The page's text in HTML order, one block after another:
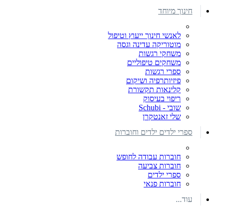
חינוך מיוחד
לאנשי חינוך ייעוץ וטיפול
מוטוריקה עדינה וגסה
משחקי רגשות
משחקים טיפוליים
ספרי רגשות
פיזיותרפיה ושיקום
קלינאות תקשורת
ריפוי בעיסוק
שובי - Schubi
שלי זאנטקרן
ספרי ילדים ילדים וחוברות
חוברות עבודה לחופש
חוברות צביעה
ספרי ילדים
חוברות פנאי
עוד...